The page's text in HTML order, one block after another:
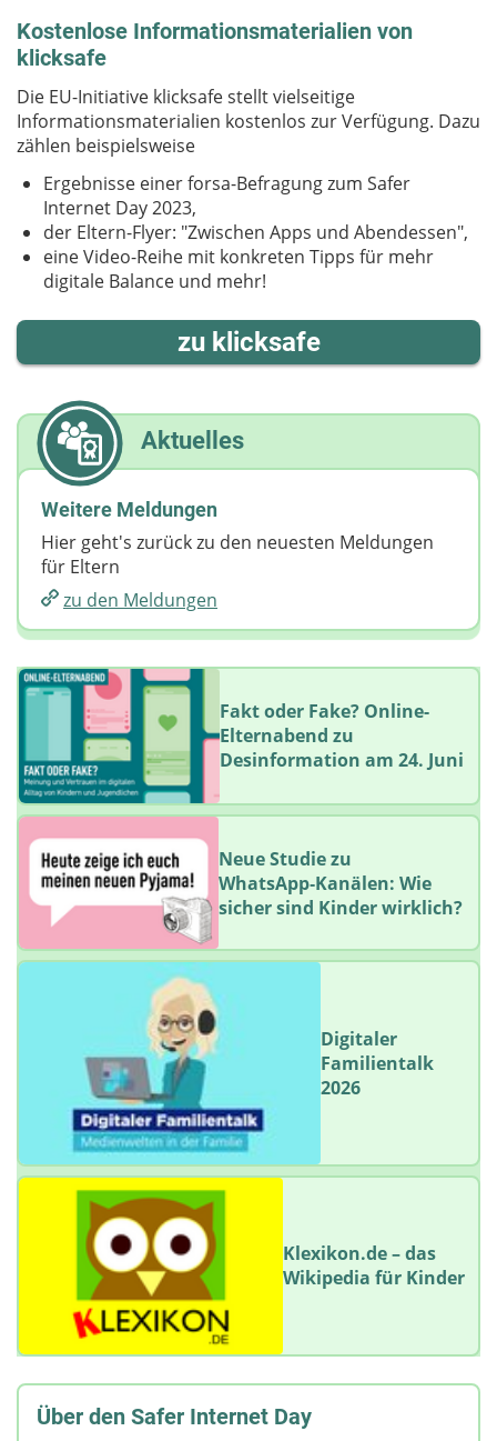
Kostenlose Informationsmaterialien von
klicksafe
Die EU-Initiative klicksafe stellt vielseitige
Informationsmaterialien kostenlos zur Verfügung. Dazu
zählen beispielsweise
Ergebnisse einer forsa-Befragung zum Safer
Internet Day 2023,
der Eltern-Flyer: "Zwischen Apps und Abendessen",
eine Video-Reihe mit konkreten Tipps für mehr
digitale Balance und mehr!
zu klicksafe
Aktuelles
Weitere Meldungen
Hier geht's zurück zu den neuesten Meldungen
für Eltern
zu den Meldungen
Fakt oder Fake? Online-
Elternabend zu
Desinformation am 24. Juni
Neue Studie zu
WhatsApp‑Kanälen: Wie
sicher sind Kinder wirklich?
Digitaler
Familientalk
2026
Klexikon.de – das
Wikipedia für Kinder
Über den Safer Internet Day